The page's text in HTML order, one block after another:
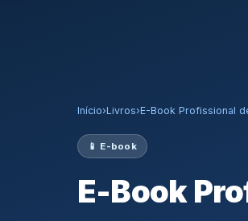
Início›Livros›E-Book Profissional
📱 E-book
E-Book